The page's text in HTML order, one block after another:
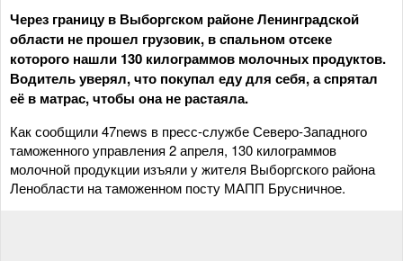
Через границу в Выборгском районе Ленинградской
области не прошел грузовик, в спальном отсеке
которого нашли 130 килограммов молочных продуктов.
Водитель уверял, что покупал еду для себя, а спрятал
её в матрас, чтобы она не растаяла.
Как сообщили 47news в пресс-службе Северо-Западного
таможенного управления 2 апреля, 130 килограммов
молочной продукции изъяли у жителя Выборгского района
Ленобласти на таможенном посту МАПП Брусничное.